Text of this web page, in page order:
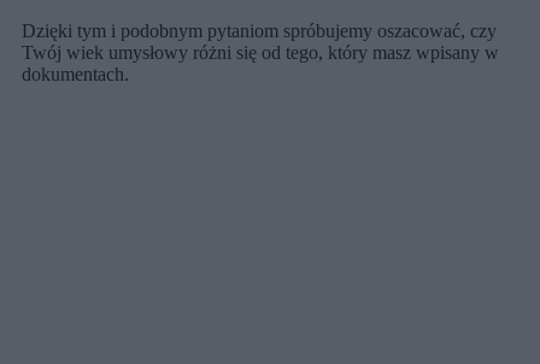
Dzięki tym i podobnym pytaniom spróbujemy oszacować, czy
Twój wiek umysłowy różni się od tego, który masz wpisany w
dokumentach.